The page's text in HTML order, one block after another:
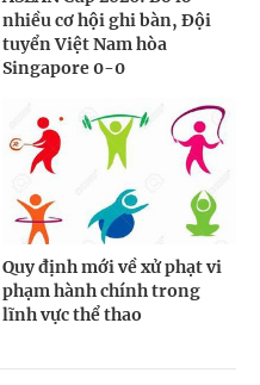
nhiều cơ hội ghi bàn, Đội
tuyển Việt Nam hòa
Singapore 0-0
Quy định mới về xử phạt vi
phạm hành chính trong
lĩnh vực thể thao